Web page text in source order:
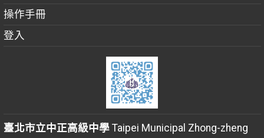
操作手冊
登入
臺北市立中正高級中學Taipei Municipal Zhong-zheng